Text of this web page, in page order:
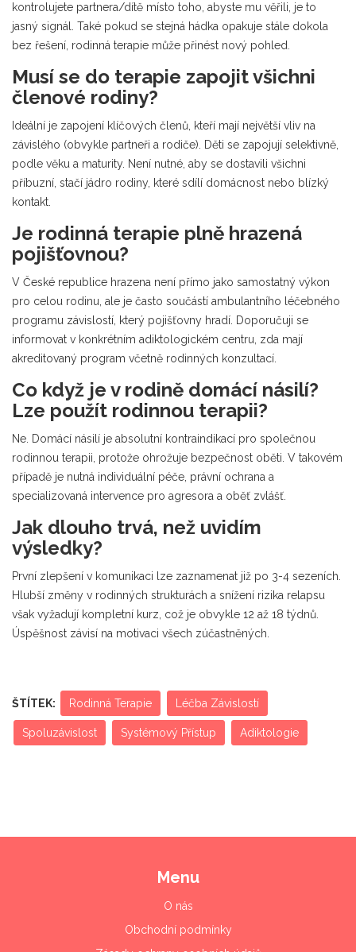
kontrolujete partnera/dítě místo toho, abyste mu věřili, je to
jasný signál. Také pokud se stejná hádka opakuje stále dokola
bez řešení, rodinná terapie může přinést nový pohled.
Musí se do terapie zapojit všichni
členové rodiny?
Ideální je zapojení klíčových členů, kteří mají největší vliv na
závislého (obvykle partneři a rodiče). Děti se zapojují selektivně,
podle věku a maturity. Není nutné, aby se dostavili všichni
příbuzní, stačí jádro rodiny, které sdílí domácnost nebo blízký
kontakt.
Je rodinná terapie plně hrazená
pojišťovnou?
V České republice hrazena není přímo jako samostatný výkon
pro celou rodinu, ale je často součástí ambulantního léčebného
programu závislostí, který pojišťovny hradí. Doporučuji se
informovat v konkrétním adiktologickém centru, zda mají
akreditovaný program včetně rodinných konzultací.
Co když je v rodině domácí násilí?
Lze použít rodinnou terapii?
Ne. Domácí násilí je absolutní kontraindikací pro společnou
rodinnou terapii, protože ohrožuje bezpečnost oběti. V takovém
případě je nutná individuální péče, právní ochrana a
specializovaná intervence pro agresora a oběť zvlášť.
Jak dlouho trvá, než uvidím
výsledky?
První zlepšení v komunikaci lze zaznamenat již po 3-4 sezeních.
Hlubší změny v rodinných strukturách a snížení rizika relapsu
však vyžadují kompletní kurz, což je obvykle 12 až 18 týdnů.
Úspěšnost závisí na motivaci všech zúčastněných.
ŠTÍTEK: Rodinná Terapie Léčba Závislostí
Spoluzávislost Systémový Přístup Adiktologie
Menu
O nás
Obchodní podmínky